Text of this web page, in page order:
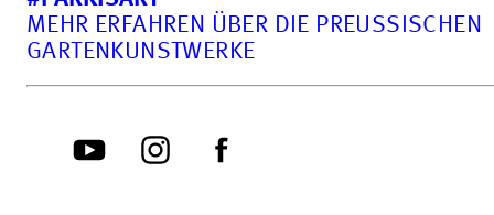
MEHR ERFAHREN ÜBER DIE PREUSSISCHEN G
ARTENKUNSTWERKE